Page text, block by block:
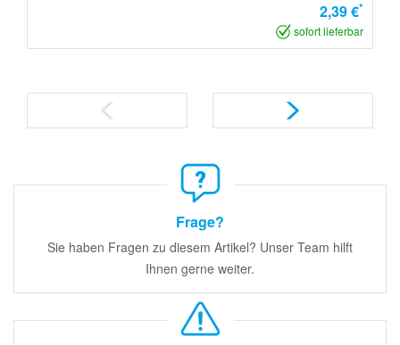
2,39 €*
sofort lieferbar
Frage?
Sie haben Fragen zu diesem Artikel? Unser Team hilft
Ihnen gerne weiter.